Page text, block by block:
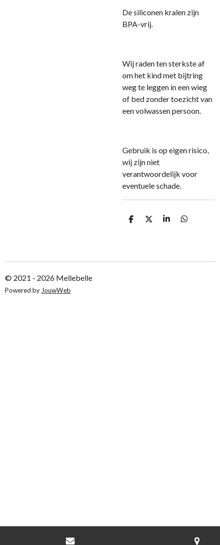
De siliconen kralen zijn
BPA-vrij.
Wij raden ten sterkste af
om het kind met bijtring
weg te leggen in een wieg
of bed zonder toezicht van
een volwassen persoon.
Gebruik is op eigen risico,
wij zijn niet
verantwoordelijk voor
eventuele schade.
D
D
S
D
© 2021 - 2026 Mellebelle
Powered by JouwWeb